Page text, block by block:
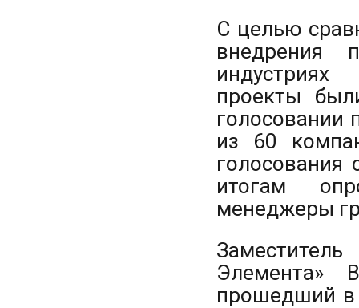
С целью
внедрения
индустриях
проекты
голосовании
из 60
итогам
менеджеры
Элемента»
прошедший в